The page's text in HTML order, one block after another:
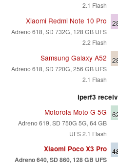
2.1 Flash
Xiaomi Redmi Note 10 Pro
Adreno 618, SD 732G, 128 GB UFS
2.2 Flash
Samsung Galaxy A52
Adreno 618, SD 720G, 256 GB UFS
2.1 Flash
iperf3
Motorola Moto G 5G
Adreno 619, SD 750G 5G, 64 GB
UFS 2.1 Flash
Xiaomi Poco X3 Pro
Adreno 640, SD 860, 128 GB UFS